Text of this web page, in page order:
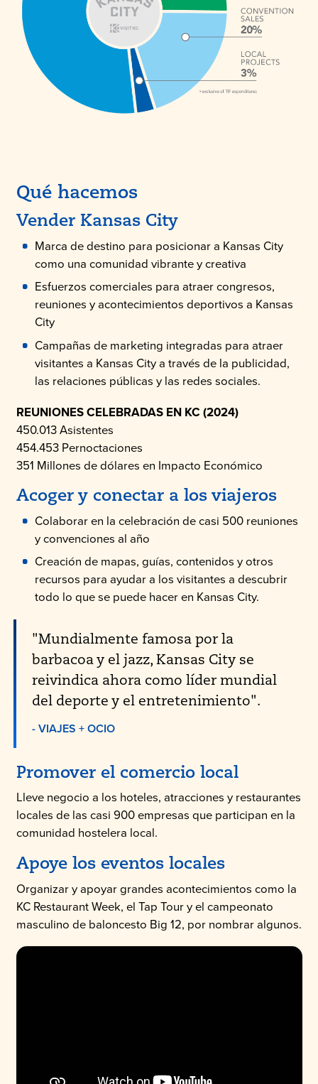
Qué hacemos
Vender Kansas City
Marca de destino para posicionar a Kansas City
como una comunidad vibrante y creativa
Esfuerzos comerciales para atraer congresos,
reuniones y acontecimientos deportivos a Kansas
City
Campañas de marketing integradas para atraer
visitantes a Kansas City a través de la publicidad,
las relaciones públicas y las redes sociales.
REUNIONES CELEBRADAS EN KC (2024)
450.013 Asistentes
454.453 Pernoctaciones
351 Millones de dólares en Impacto Económico
Acoger y conectar a los viajeros
Colaborar en la celebración de casi 500 reuniones
y convenciones al año
Creación de mapas, guías, contenidos y otros
recursos para ayudar a los visitantes a descubrir
todo lo que se puede hacer en Kansas City.
"Mundialmente famosa por la
barbacoa y el jazz, Kansas City se
reivindica ahora como líder mundial
del deporte y el entretenimiento".
- VIAJES + OCIO
Promover el comercio local
Lleve negocio a los hoteles, atracciones y restaurantes
locales de las casi 900 empresas que participan en la
comunidad hostelera local.
Apoye los eventos locales
Organizar y apoyar grandes acontecimientos como la
KC Restaurant Week, el Tap Tour y el campeonato
masculino de baloncesto Big 12, por nombrar algunos.